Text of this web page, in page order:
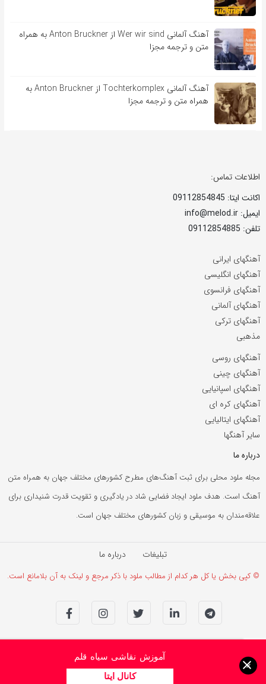
آهنگ آلمانی Wer wir sind از Anton Bruckner به همراه
متن و ترجمه مجزا
آهنگ آلمانی Tochterkomplex از Anton Bruckner به
همراه متن و ترجمه مجزا
اطلاعات تماس:
اکانت ایتا: 09112854845
ایمیل: info@melod.ir
تلفن: 09112854885
آهنگهای ایرانی
آهنگهای انگلیسی
آهنگهای فرانسوی
آهنگهای آلمانی
آهنگهای ترکی
مذهبی
آهنگهای روسی
آهنگهای چینی
آهنگهای اسپانیایی
آهنگهای کره ای
آهنگهای ایتالیایی
سایر آهنگها
درباره ما
مجله ملود محلی برای ثبت آهنگ‌های مطرح کشورهای مختلف جهان به همراه متن
آهنگ است. هدف ملود ایجاد فضایی شاد در یادگیری و تقویت قدرت شنیداری برای
علاقه‌مندان به موسیقی و زبان کشورهای مختلف جهان است.
تبلیغات درباره ما
© کپی بخش یا کل هر کدام از مطالب ملود با ذکر مرجع و لینک به آن بلامانع است.
آموزش نقاشی سیاه قلم
کانال ایتا
×